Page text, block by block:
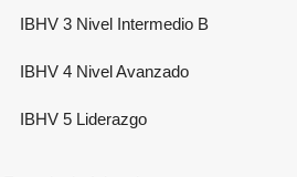
IBHV 3 Nivel Intermedio B
IBHV 4 Nivel Avanzado
IBHV 5 Liderazgo